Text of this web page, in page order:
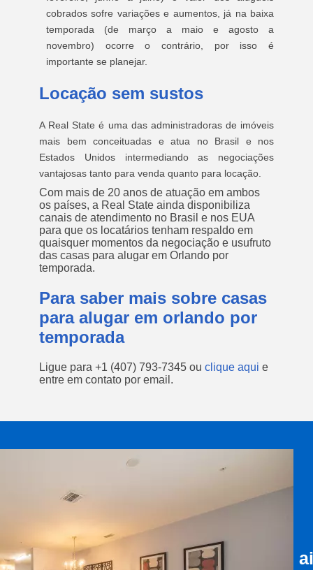
cobrados sofre variações e aumentos, já na baixa
temporada (de março a maio e agosto a
novembro) ocorre o contrário, por isso é
importante se planejar.
Locação sem sustos
A Real State é uma das administradoras de imóveis
mais bem conceituadas e atua no Brasil e nos
Estados Unidos intermediando as negociações
vantajosas tanto para venda quanto para locação.
Com mais de 20 anos de atuação em ambos
os países, a Real State ainda disponibiliza
canais de atendimento no Brasil e nos EUA
para que os locatários tenham respaldo em
quaisquer momentos da negociação e usufruto
das casas para alugar em Orlando por
temporada.
Para saber mais sobre casas
para alugar em orlando por
temporada
Ligue para +1 (407) 793-7345 ou clique aqui e
entre em contato por email.